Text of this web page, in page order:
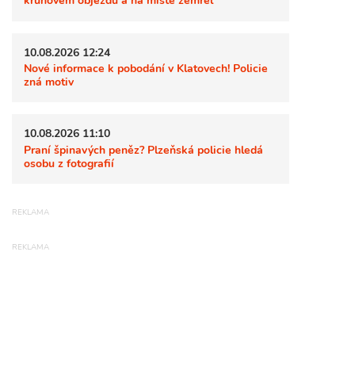
10.08.2026 12:24
Nové informace k pobodání v Klatovech! Policie
zná motiv
10.08.2026 11:10
Praní špinavých peněz? Plzeňská policie hledá
osobu z fotografií